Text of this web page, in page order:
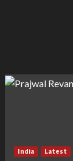
India Latest